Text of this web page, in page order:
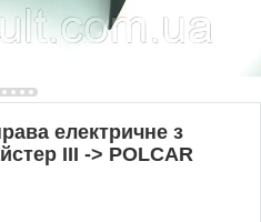
електричне з
III -> POLCAR